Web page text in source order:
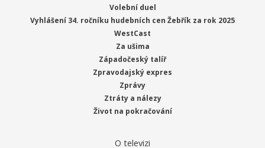
Volební duel
Vyhlášení 34. ročníku hudebních cen Žebřík za rok 2025
WestCast
Za ušima
Západočeský talíř
Zpravodajský expres
Zprávy
Ztráty a nálezy
Život na pokračování
O televizi